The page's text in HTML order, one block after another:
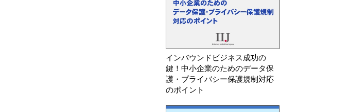
インバウンドビジネス成功の
鍵！中小企業のためのデータ保
護・プライバシー保護規制対応
のポイント